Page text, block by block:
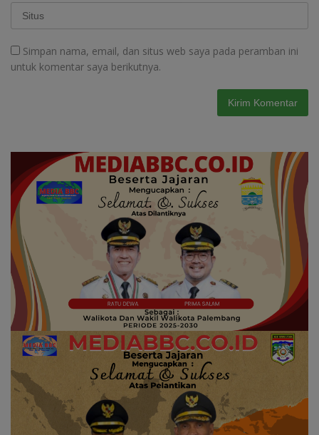
Simpan nama, email, dan situs web saya pada peramban ini
untuk komentar saya berikutnya.